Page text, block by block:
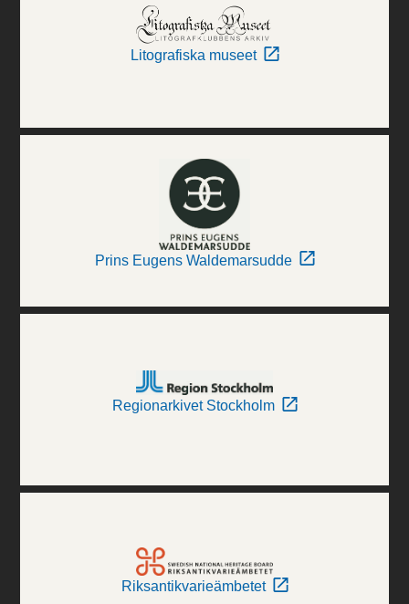
Litografiska museet
Prins Eugens Waldemarsudde
Regionarkivet Stockholm
Riksantikvarieämbetet